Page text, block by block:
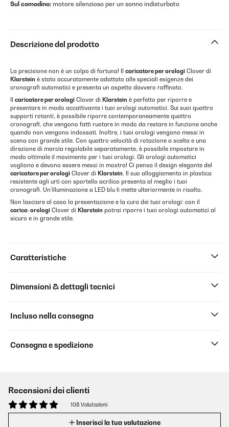
Sul comodino: motore silenzioso per un sonno indisturbato
Descrizione del prodotto
La precisione non è un colpo di fortuna! Il caricatore per orologi Clover di
Klarstein è stato accuratamente adattato alle speciali esigenze dei
cronografi automatici e presenta un aspetto davvero raffinato.
caricatore per orologi Clover di Klarstein è perfetto per riporre e
presentare in modo accattivante i tuoi orologi automatici. Sui suoi quattro
supporti rotanti, è possibile riporre contemporaneamente quattro
cronografi, che vengono fatti ruotare in modo da restare in funzione anche
quando non vengono indossati. Inoltre, i tuoi orologi vengono messi in
scena con grande stile. Con quattro velocità di rotazione a scelta e una
direzione di marcia regolabile separatamente, è possibile impostare in
modo ottimale il movimento per i tuoi orologi. Gli orologi automatici
vogliono e devono essere messi in mostra! Ci pensa il design elegante del
caricatore per orologi Clover di Klarstein. Il suo alloggiamento in plastica
resistente agli urti con sportello acrilico presenta al meglio i tuoi
cronografi. Un'illuminazione a LED blu li mette ulteriormente in risalto.
Non lasciare al caso la presentazione e la cura dei tuoi orologi: con il
carica-orologi Clover di Klarstein potrai riporre i tuoi orologi automatici al
sicuro e in grande stile.
Caratteristiche
Dimensioni & dettagli tecnici
Incluso nella consegna
Consegna e spedizione
Recensioni dei clienti
108 Valutazioni
Inserisci la tua valutazione